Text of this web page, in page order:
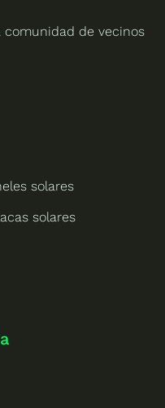
comunidad de vecinos
solares
solares